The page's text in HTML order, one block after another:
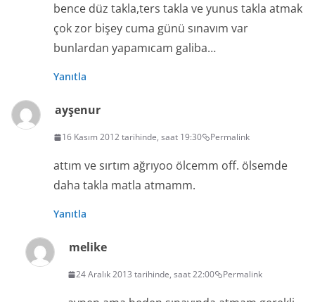
bence düz takla,ters takla ve yunus takla atmak
çok zor bişey cuma günü sınavım var
bunlardan yapamıcam galiba…
Yanıtla
ayşenur
16 Kasım 2012 tarihinde, saat 19:30 Permalink
attım ve sırtım ağrıyoo ölcemm off. ölsemde
daha takla matla atmamm.
Yanıtla
melike
24 Aralık 2013 tarihinde, saat 22:00 Permalink